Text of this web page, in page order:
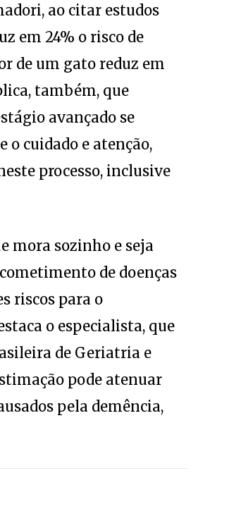
ao citar estudos
em 24% o risco de
de um gato reduz em
também, que
avançado se
cuidado e atenção,
processo, inclusive
mora sozinho e seja
de doenças
riscos para o
o especialista, que
de Geriatria e
pode atenuar
pela demência,